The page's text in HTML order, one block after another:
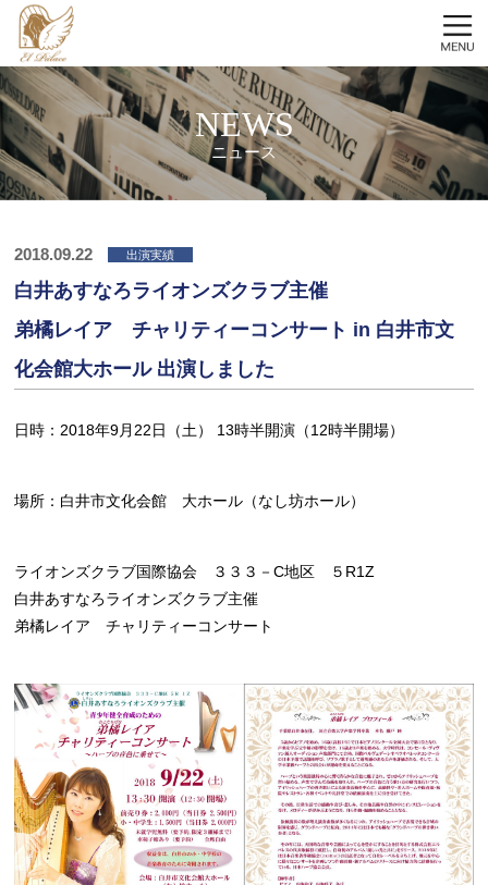
NEWS
ニュース
2018.09.22 出演実績
白井あすなろライオンズクラブ主催
弟橘レイア チャリティーコンサート in 白井市文
化会館大ホール 出演しました
日時：2018年9月22日（土） 13時半開演（12時半開場）
場所：白井市文化会館 大ホール（なし坊ホール）
ライオンズクラブ国際協会 ３３３－C地区 ５R1Z
白井あすなろライオンズクラブ主催
弟橘レイア チャリティーコンサート